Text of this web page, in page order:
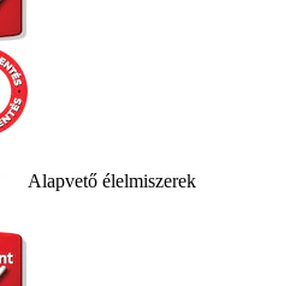
Alapvető élelmiszerek